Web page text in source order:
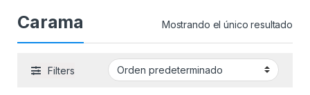
Carama Mostrando el único resultado
Filters